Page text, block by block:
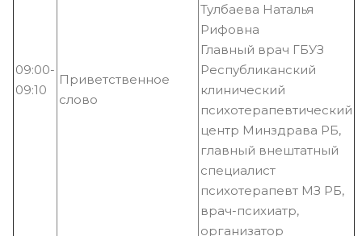
09:00-
09:10
Приветственное
слово
Тулбаева Наталья
Рифовна
Главный врач ГБУЗ
Республиканский
клинический
психотерапевтический
центр Минздрава РБ,
главный внештатный
специалист
психотерапевт МЗ РБ,
врач-психиатр,
организатор